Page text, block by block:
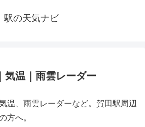
駅の天気ナビ
気温｜雨雲レーダー
温、雨雲レーダーなど。賀田駅周辺
方へ。